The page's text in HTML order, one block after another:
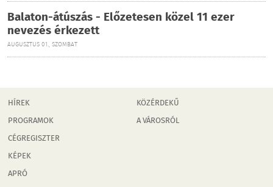
Balaton-átúszás - Előzetesen közel 11 ezer
nevezés érkezett
AUGUSZTUS 01., SZOMBAT
HÍREK
PROGRAMOK
CÉGREGISZTER
KÉPEK
APRÓ
KÖZÉRDEKŰ
A VÁROSRÓL